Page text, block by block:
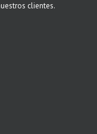
clientes.